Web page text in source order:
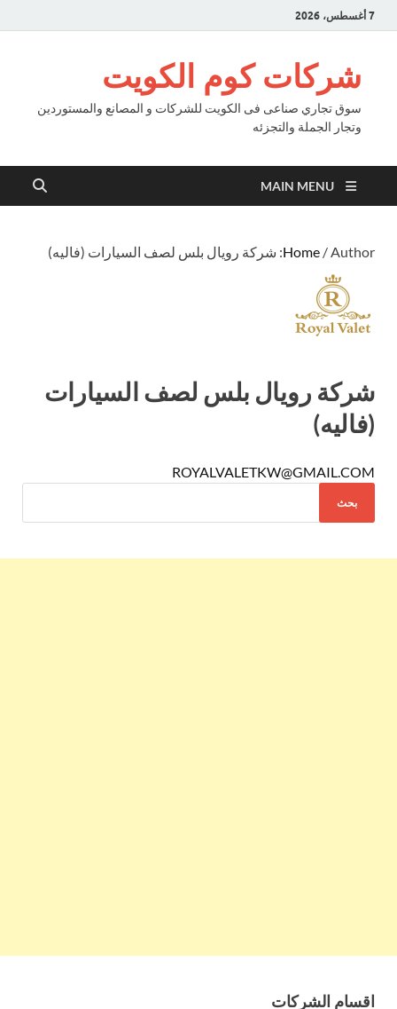
7 أغسطس، 2026
شركات كوم الكويت
سوق تجاري صناعى فى الكويت للشركات و المصانع والمستوردين
وتجار الجملة والتجزئه
MAIN MENU
Home / Author: شركة رويال بلس لصف السيارات (فاليه)
شركة رويال بلس لصف السيارات
(فاليه)
ROYALVALETKW@GMAIL.COM
اقسام الشركات